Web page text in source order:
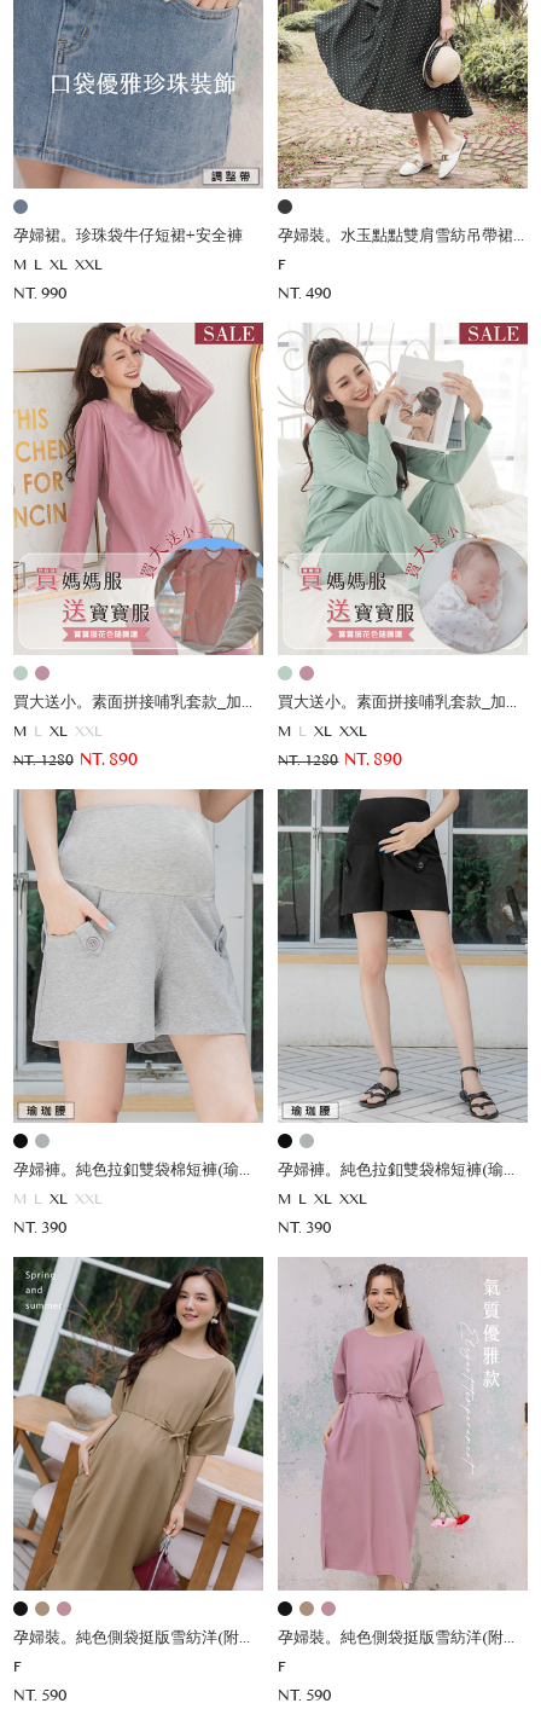
孕婦裙。珍珠袋牛仔短裙+安全褲
M L XL XXL
NT. 990
孕婦裝。水玉點點雙肩雪紡吊帶裙(薄)
F
NT. 490
買大送小。素面拼接哺乳套款_加贈寶寶服
M L XL XXL
NT. 1280 NT. 890
買大送小。素面拼接哺乳套款_加贈寶寶服
M L XL XXL
NT. 1280 NT. 890
孕婦褲。純色拉釦雙袋棉短褲(瑜珈腰)
M L XL XXL
NT. 390
孕婦褲。純色拉釦雙袋棉短褲(瑜珈腰)
M L XL XXL
NT. 390
孕婦裝。純色側袋挺版雪紡洋(附綁帶)
F
NT. 590
孕婦裝。純色側袋挺版雪紡洋(附綁帶)
F
NT. 590